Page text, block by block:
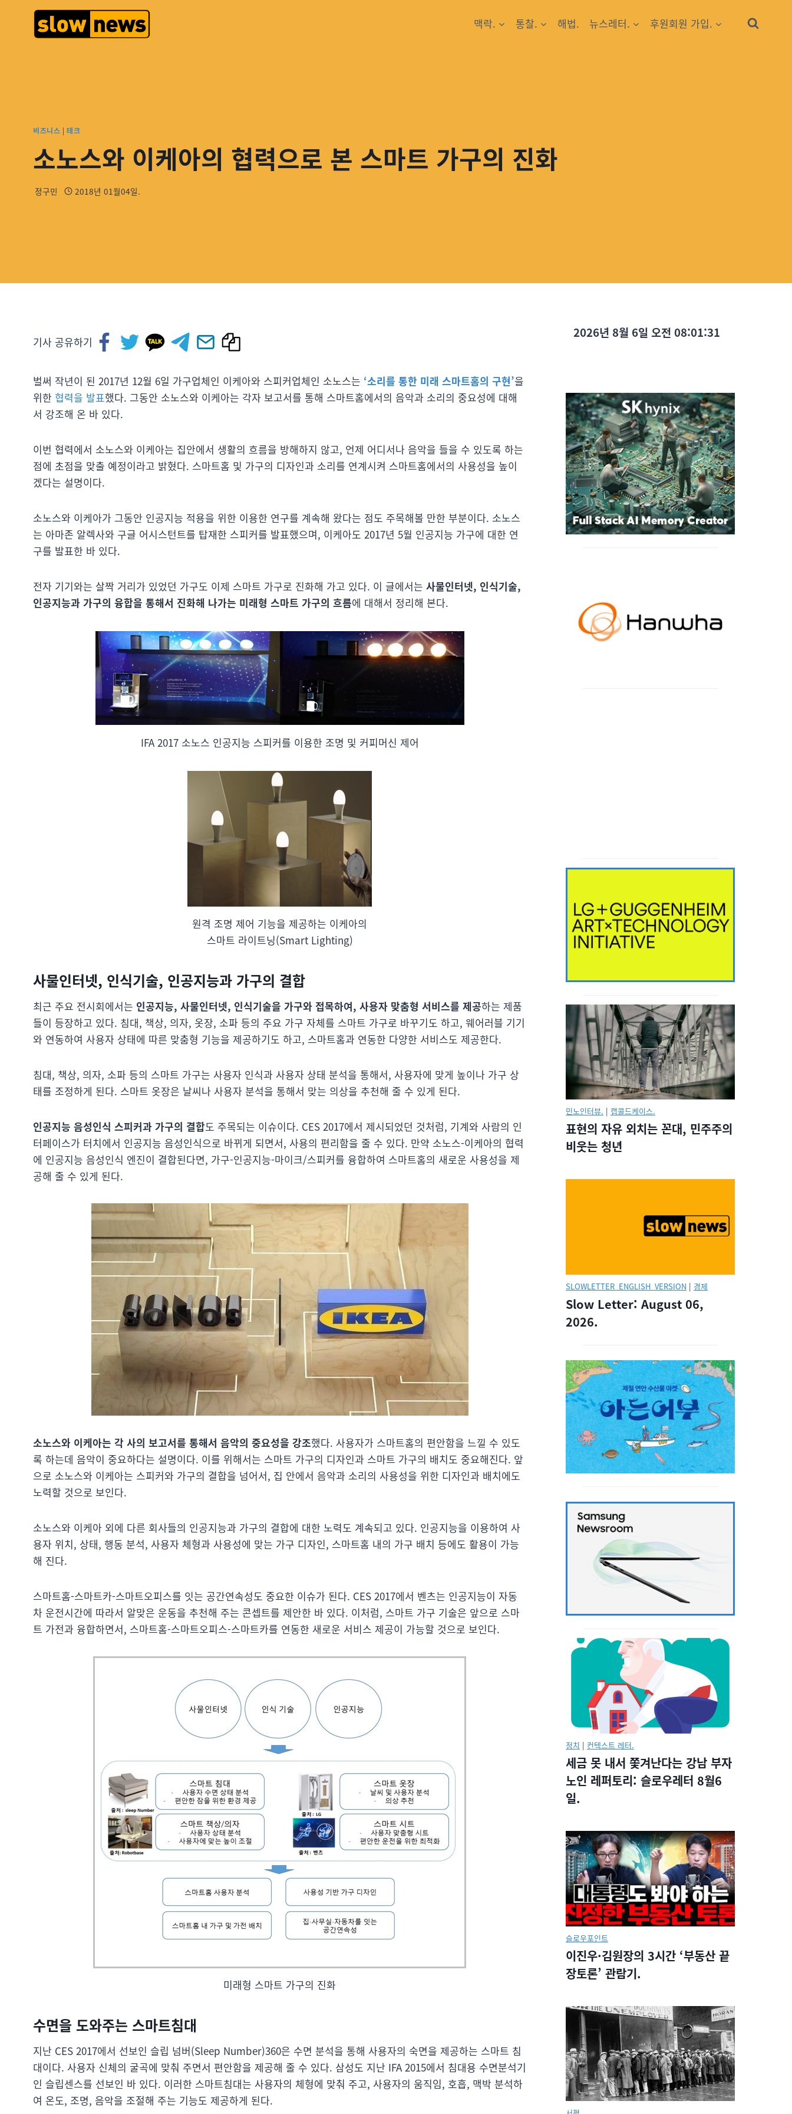
맥락. 통찰. 해법. 뉴스레터. 후원회원 가입.
비즈니스 |테크
소노스와 이케아의 협력으로 본 스마트 가구의 진화
정구민 2018년 01월04일.
기사 공유하기
벌써 작년이 된 2017년 12월 6일 가구업체인 이케아와 스피커업체인 소노스는 ‘소리를 통한 미래 스마트홈의 구현’을
위한 협력을 발표했다. 그동안 소노스와 이케아는 각자 보고서를 통해 스마트홈에서의 음악과 소리의 중요성에 대해
서 강조해 온 바 있다.
이번 협력에서 소노스와 이케아는 집안에서 생활의 흐름을 방해하지 않고, 언제 어디서나 음악을 들을 수 있도록 하는
점에 초점을 맞출 예정이라고 밝혔다. 스마트홈 및 가구의 디자인과 소리를 연계시켜 스마트홈에서의 사용성을 높이
겠다는 설명이다.
소노스와 이케아가 그동안 인공지능 적용을 위한 이용한 연구를 계속해 왔다는 점도 주목해볼 만한 부분이다. 소노스
는 아마존 알렉사와 구글 어시스턴트를 탑재한 스피커를 발표했으며, 이케아도 2017년 5월 인공지능 가구에 대한 연
구를 발표한 바 있다.
전자 기기와는 살짝 거리가 있었던 가구도 이제 스마트 가구로 진화해 가고 있다. 이 글에서는 사물인터넷, 인식기술,
인공지능과 가구의 융합을 통해서 진화해 나가는 미래형 스마트 가구의 흐름에 대해서 정리해 본다.
IFA 2017 소노스 인공지능 스피커를 이용한 조명 및 커피머신 제어
원격 조명 제어 기능을 제공하는 이케아의
스마트 라이트닝(Smart Lighting)
사물인터넷, 인식기술, 인공지능과 가구의 결합
최근 주요 전시회에서는 인공지능, 사물인터넷, 인식기술을 가구와 접목하여, 사용자 맞춤형 서비스를 제공하는 제품
들이 등장하고 있다. 침대, 책상, 의자, 옷장, 소파 등의 주요 가구 자체를 스마트 가구로 바꾸기도 하고, 웨어러블 기기
와 연동하여 사용자 상태에 따른 맞춤형 기능을 제공하기도 하고, 스마트홈과 연동한 다양한 서비스도 제공한다.
침대, 책상, 의자, 소파 등의 스마트 가구는 사용자 인식과 사용자 상태 분석을 통해서, 사용자에 맞게 높이나 가구 상
태를 조정하게 된다. 스마트 옷장은 날씨나 사용자 분석을 통해서 맞는 의상을 추천해 줄 수 있게 된다.
인공지능 음성인식 스피커과 가구의 결합도 주목되는 이슈이다. CES 2017에서 제시되었던 것처럼, 기계와 사람의 인
터페이스가 터치에서 인공지능 음성인식으로 바뀌게 되면서, 사용의 편리함을 줄 수 있다. 만약 소노스-이케아의 협력
에 인공지능 음성인식 엔진이 결합된다면, 가구-인공지능-마이크/스피커를 융합하여 스마트홈의 새로운 사용성을 제
공해 줄 수 있게 된다.
소노스와 이케아는 각 사의 보고서를 통해서 음악의 중요성을 강조했다. 사용자가 스마트홈의 편안함을 느낄 수 있도
록 하는데 음악이 중요하다는 설명이다. 이를 위해서는 스마트 가구의 디자인과 스마트 가구의 배치도 중요해진다. 앞
으로 소노스와 이케아는 스피커와 가구의 결합을 넘어서, 집 안에서 음악과 소리의 사용성을 위한 디자인과 배치에도
노력할 것으로 보인다.
소노스와 이케아 외에 다른 회사들의 인공지능과 가구의 결합에 대한 노력도 계속되고 있다. 인공지능을 이용하여 사
용자 위치, 상태, 행동 분석, 사용자 체형과 사용성에 맞는 가구 디자인, 스마트홈 내의 가구 배치 등에도 활용이 가능
해 진다.
스마트홈-스마트카-스마트오피스를 잇는 공간연속성도 중요한 이슈가 된다. CES 2017에서 벤츠는 인공지능이 자동
차 운전시간에 따라서 알맞은 운동을 추천해 주는 콘셉트를 제안한 바 있다. 이처럼, 스마트 가구 기술은 앞으로 스마
트 가전과 융합하면서, 스마트홈-스마트오피스-스마트카를 연동한 새로운 서비스 제공이 가능할 것으로 보인다.
미래형 스마트 가구의 진화
수면을 도와주는 스마트침대
지난 CES 2017에서 선보인 슬립 넘버(Sleep Number)360은 수면 분석을 통해 사용자의 숙면을 제공하는 스마트 침
대이다. 사용자 신체의 굴곡에 맞춰 주면서 편안함을 제공해 줄 수 있다. 삼성도 지난 IFA 2015에서 침대용 수면분석기
인 슬립센스를 선보인 바 있다. 이러한 스마트침대는 사용자의 체형에 맞춰 주고, 사용자의 움직임, 호흡, 맥박 분석하
여 온도, 조명, 음악을 조절해 주는 기능도 제공하게 된다.
2026년 8월 6일 오전 08:01:33
민노인터뷰. | 캡콜드케이스.
표현의 자유 외치는 꼰대, 민주주의
비웃는 청년
SLOWLETTER_ENGLISH_VERSION | 경제
Slow Letter: August 06,
2026.
정치 | 컨텍스트 레터.
세금 못 내서 쫓겨난다는 강남 부자
노인 레퍼토리: 슬로우레터 8월6
일.
슬로우포인트
이진우·김원장의 3시간 ‘부동산 끝
장토론’ 관람기.